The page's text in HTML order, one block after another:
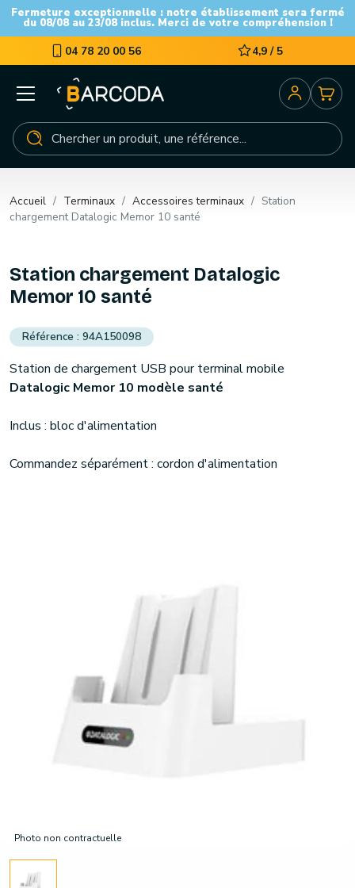
Fermeture exceptionnelle : notre établissement sera fermé
du 08/08 au 23/08 inclus. Merci de votre compréhension !
04 78 20 00 56 4,9 / 5
Accueil Terminaux Accessoires terminaux
Station
chargement Datalogic Memor 10 santé
Photo non contractuelle
Station chargement Datalogic
Memor 10 santé
94A150098
Station de chargement USB pour terminal mobile
Datalogic Memor 10 modèle santé
Inclus : bloc d'alimentation
Commandez séparément : cordon d'alimentation